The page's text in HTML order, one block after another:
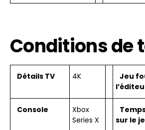
Conditions de
Détails TV 4K
Jeu
Console
Xbox
Series X
sur le